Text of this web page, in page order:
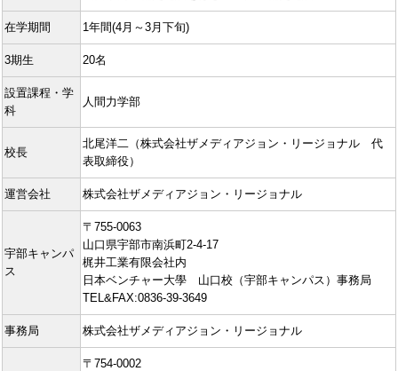
在学期間 1年間(4月～3月下旬)
3期生 20名
設置課程・学
科
人間力学部
校長
北尾洋二（株式会社ザメディアジョン・リージョナル 代
表取締役）
運営会社 株式会社ザメディアジョン・リージョナル
宇部キャンパ
ス
〒755-0063
山口県宇部市南浜町2-4-17
梶井工業有限会社内
日本ベンチャー大學 山口校（宇部キャンパス）事務局
TEL&FAX:0836-39-3649
事務局 株式会社ザメディアジョン・リージョナル
〒754-0002